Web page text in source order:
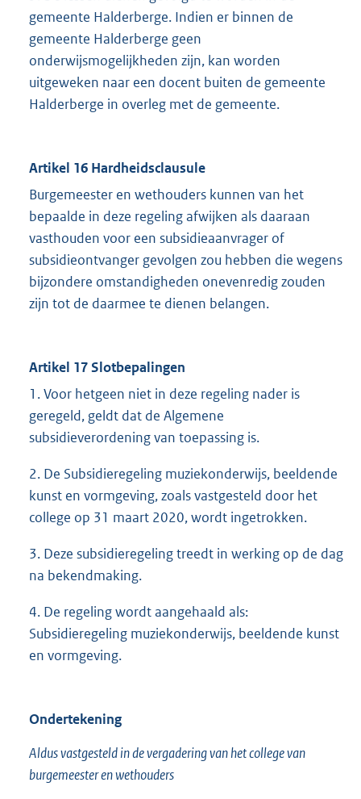
gemeente Halderberge. Indien er binnen de
gemeente Halderberge geen
onderwijsmogelijkheden zijn, kan worden
uitgeweken naar een docent buiten de gemeente
Halderberge in overleg met de gemeente.
Artikel 16 Hardheidsclausule
Burgemeester en wethouders kunnen van het
bepaalde in deze regeling afwijken als daaraan
vasthouden voor een subsidieaanvrager of
subsidieontvanger gevolgen zou hebben die wegens
bijzondere omstandigheden onevenredig zouden
zijn tot de daarmee te dienen belangen.
Artikel 17 Slotbepalingen
1. Voor hetgeen niet in deze regeling nader is
geregeld, geldt dat de Algemene
subsidieverordening van toepassing is.
2. De Subsidieregeling muziekonderwijs, beeldende
kunst en vormgeving, zoals vastgesteld door het
college op 31 maart 2020, wordt ingetrokken.
3. Deze subsidieregeling treedt in werking op de dag
na bekendmaking.
4. De regeling wordt aangehaald als:
Subsidieregeling muziekonderwijs, beeldende kunst
en vormgeving.
Ondertekening
Aldus vastgesteld in de vergadering van het college van
burgemeester en wethouders